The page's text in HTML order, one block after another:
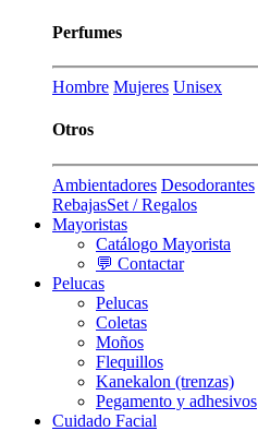
Perfumes
Hombre Mujeres Unisex
Otros
Ambientadores Desodorantes
RebajasSet / Regalos
Mayoristas
Catálogo Mayorista
💬 Contactar
Pelucas
Pelucas
Coletas
Moños
Flequillos
Kanekalon (trenzas)
Pegamento y adhesivos
Cuidado Facial